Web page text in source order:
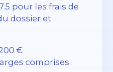
pour les frais de
dossier et
€
comprises :